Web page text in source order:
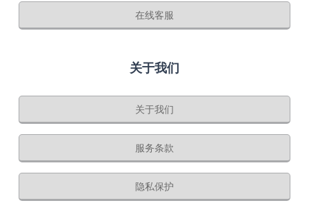
在线客服
关于我们
关于我们
服务条款
隐私保护